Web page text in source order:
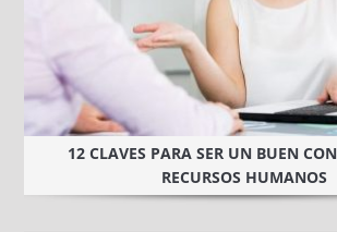
12 CLAVES PARA SER UN BUEN
RECURSOS HUMANOS